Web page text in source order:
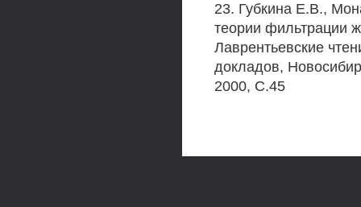
23. Губкина Е.В.,
теории фильтрации
Лаврентьевские
докладов,
2000, С.45